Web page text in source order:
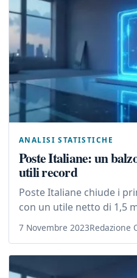
ANALISI STATISTICHE
Poste Italiane: un
utili record
Poste Italiane chiude i
con un utile netto di 1,5
7 Novembre 2023Redazione